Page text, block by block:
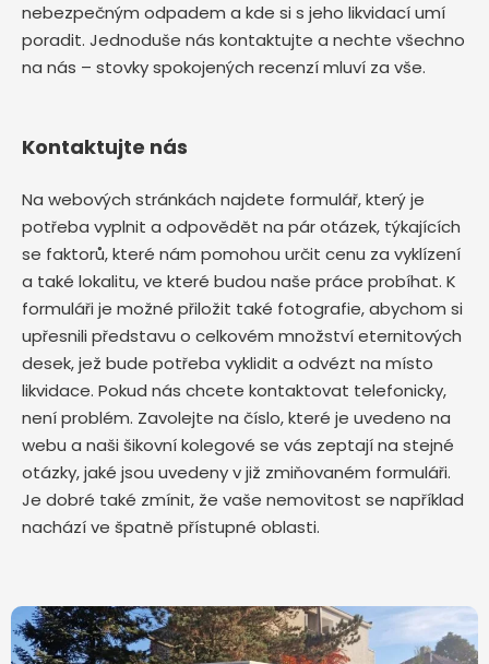
nebezpečným odpadem a kde si s jeho likvidací umí
poradit. Jednoduše nás kontaktujte a nechte všechno
na nás – stovky spokojených recenzí mluví za vše.
Kontaktujte nás
Na webových stránkách najdete formulář, který je
potřeba vyplnit a odpovědět na pár otázek, týkajících
se faktorů, které nám pomohou určit cenu za vyklízení
a také lokalitu, ve které budou naše práce probíhat. K
formuláři je možné přiložit také fotografie, abychom si
upřesnili představu o celkovém množství eternitových
desek, jež bude potřeba vyklidit a odvézt na místo
likvidace. Pokud nás chcete kontaktovat telefonicky,
není problém. Zavolejte na číslo, které je uvedeno na
webu a naši šikovní kolegové se vás zeptají na stejné
otázky, jaké jsou uvedeny v již zmiňovaném formuláři.
Je dobré také zmínit, že vaše nemovitost se například
nachází ve špatně přístupné oblasti.